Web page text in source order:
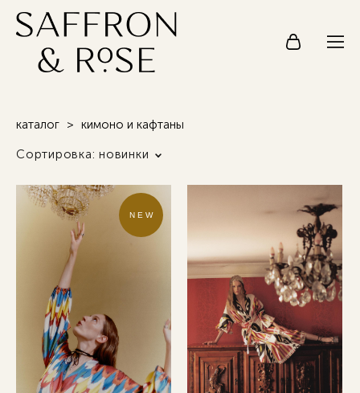
каталог > кимоно и кафтаны
Сортировка: новинки
NEW